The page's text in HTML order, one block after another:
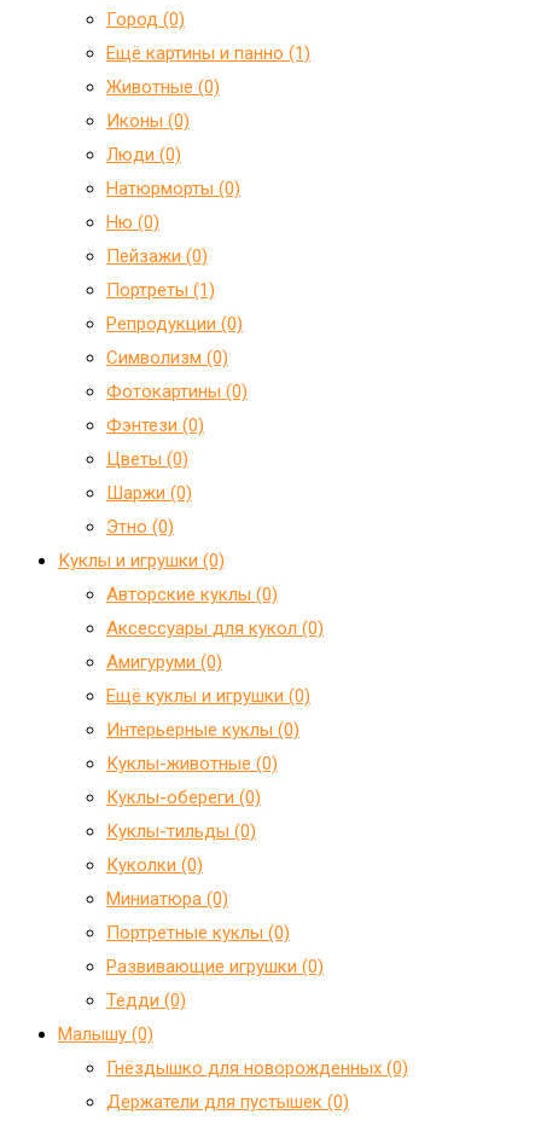
Город (0)
Ещё картины и панно (1)
Животные (0)
Иконы (0)
Люди (0)
Натюрморты (0)
Ню (0)
Пейзажи (0)
Портреты (1)
Репродукции (0)
Символизм (0)
Фотокартины (0)
Фэнтези (0)
Цветы (0)
Шаржи (0)
Этно (0)
Куклы и игрушки (0)
Авторские куклы (0)
Аксессуары для кукол (0)
Амигуруми (0)
Ещё куклы и игрушки (0)
Интерьерные куклы (0)
Куклы-животные (0)
Куклы-обереги (0)
Куклы-тильды (0)
Куколки (0)
Миниатюра (0)
Портретные куклы (0)
Развивающие игрушки (0)
Тедди (0)
Малышу (0)
Гнёздышко для новорожденных (0)
Держатели для пустышек (0)